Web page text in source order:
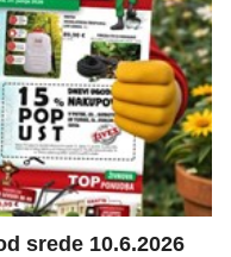
srede 10.6.2026